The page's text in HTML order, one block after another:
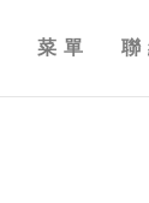
菜單 聯